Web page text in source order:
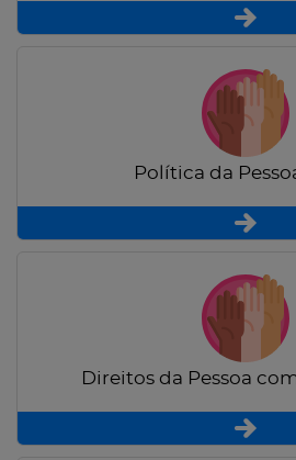
Política da
Direitos da Pessoa